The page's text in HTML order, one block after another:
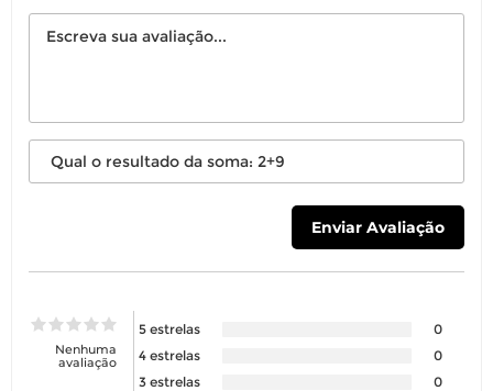
Nenhuma
avaliação
5 estrelas
0
4 estrelas
0
3 estrelas
0